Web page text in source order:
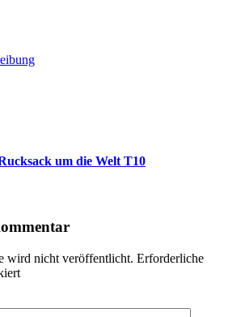
um die Welt T10
wird nicht veröffentlicht. Erforderliche